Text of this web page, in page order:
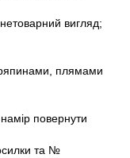
вигляд;
плямами
повернути
та №